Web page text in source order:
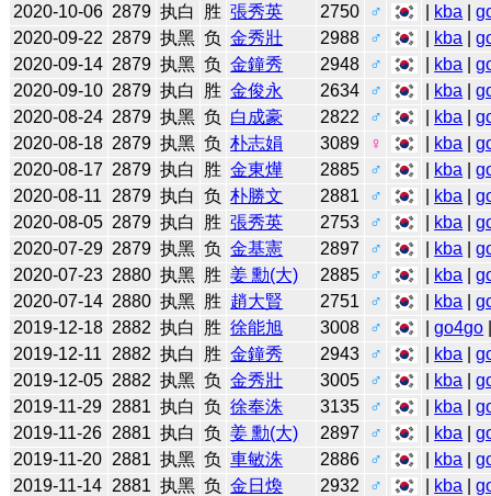
2020-10-06 2879 执白 胜 張秀英 2750 ♂ kba |
2020-09-22 2879 执黑 负 金秀壯 2988 ♂ kba |
2020-09-14 2879 执黑 负 金鐘秀 2948 ♂ kba |
2020-09-10 2879 执白 胜 金俊永 2634 ♂ kba |
2020-08-24 2879 执黑 负 白成豪 2822 ♂ kba |
2020-08-18 2879 执黑 负 朴志娟 3089 ♀ kba |
2020-08-17 2879 执白 胜 金東燁 2885 ♂ kba |
2020-08-11
2879 执白 负 朴勝文 2881 ♂ kba |
2020-08-05 2879 执白 胜 張秀英 2753 ♂ kba |
2020-07-29 2879 执黑 负 金基憲 2897 ♂ kba |
2020-07-23 2880 执黑 胜 姜 勳(大) 2885 ♂ kba |
2020-07-14 2880 执黑 胜 趙大賢 2751 ♂ kba |
2019-12-18 2882 执白 胜 徐能旭 3008 ♂ |go4go
2019-12-11
2882 执白 胜 金鐘秀 2943 ♂ kba |
2019-12-05 2882 执黑 负 金秀壯 3005 ♂ kba |
2019-11-29 2881 执白 负 徐奉洙 3135 ♂ kba |
2019-11-26 2881 执白 负 姜 勳(大) 2897 ♂ kba |
2019-11-20 2881 执黑 负 車敏洙 2886 ♂ kba |
2019-11-14 2881 执黑 负 金日煥 2932 ♂ kba |